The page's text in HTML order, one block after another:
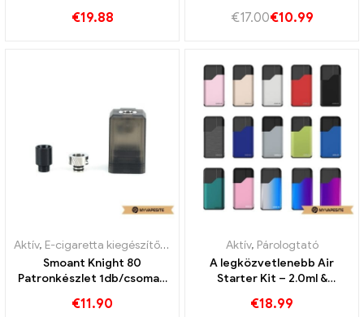
€19.88
丨Egyedi
€17.00€10.99
Aktív, E-cigaretta kiegészítők ,
Párologtató
Smoant Knight 80
Patronkészlet 1db/csomag
nagykereskedés丨Egyedi
€11.90
Aktív, Párologtató
A legközvetlenebb Air
Starter Kit – 2.0ml &
nagykereskedelem丨Egyedi
€18.99